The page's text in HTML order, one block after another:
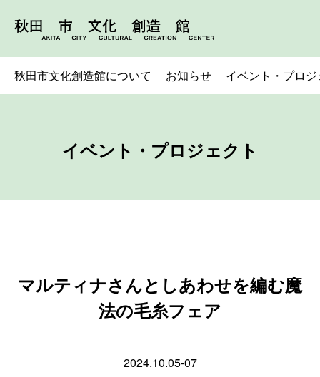
秋田市文化創造館について お知らせ イベント・プロ
イベント・プロジェクト
マルティナさんとしあわせを編む魔
法の毛糸フェア
2024.10.05-07